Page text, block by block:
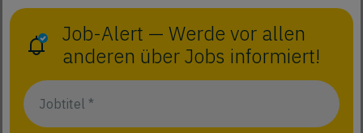
Job-Alert — Werde vor allen
anderen über Jobs informiert!